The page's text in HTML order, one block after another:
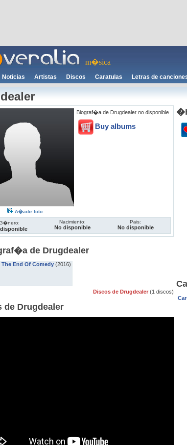
m�sica
Noticias Artistas Discos Caratulas Letras de
A�adir foto
Biograf�a de Drugdealer no disponible
Buy albums
Nacimiento:
No disponible
Pais:
No disponible
de Drugdealer
The End Of Comedy (2016)
Discos de Drugdealer (1 discos)
de Drugdealer